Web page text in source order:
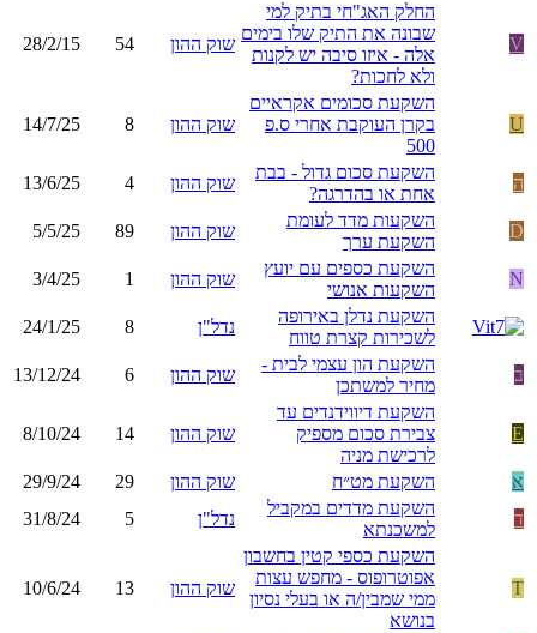
V
החלק האג"חי בתיק למי
שבונה את התיק שלו בימים
אלה - איזו סיבה יש לקנות
ולא לחכות?
שוק ההון 54
28/2/15
U
השקעת סכומים אקראיים
בקרן העוקבת אחרי ס.פ
500
שוק ההון 8
14/7/25
ה
השקעת סכום גדול - בבת
אחת או בהדרגה?
שוק ההון 4
13/6/25
D
השקעות מדד לעומת
השקעת ערך
שוק ההון 89
5/5/25
N
השקעת כספים עם יועץ
השקעות אנושי
שוק ההון 1
3/4/25
השקעת נדלן באירופה
לשכירות קצרת טווח
נדל"ן 8
24/1/25
ב
השקעת הון עצמי לבית -
מחיר למשתכן
שוק ההון 6
13/12/24
E
השקעת דיווידנדים עד
צבירת סכום מספיק
לרכישת מניה
שוק ההון 14
8/10/24
א השקעת מט״ח שוק ההון 29
29/9/24
ד
השקעת מדדים במקביל
למשכנתא
נדל"ן 5
31/8/24
T
השקעת כספי קטין בחשבון
אפוטרופוס - מחפש עצות
ממי שמבין/ה או בעלי נסיון
בנושא
שוק ההון 13
10/6/24